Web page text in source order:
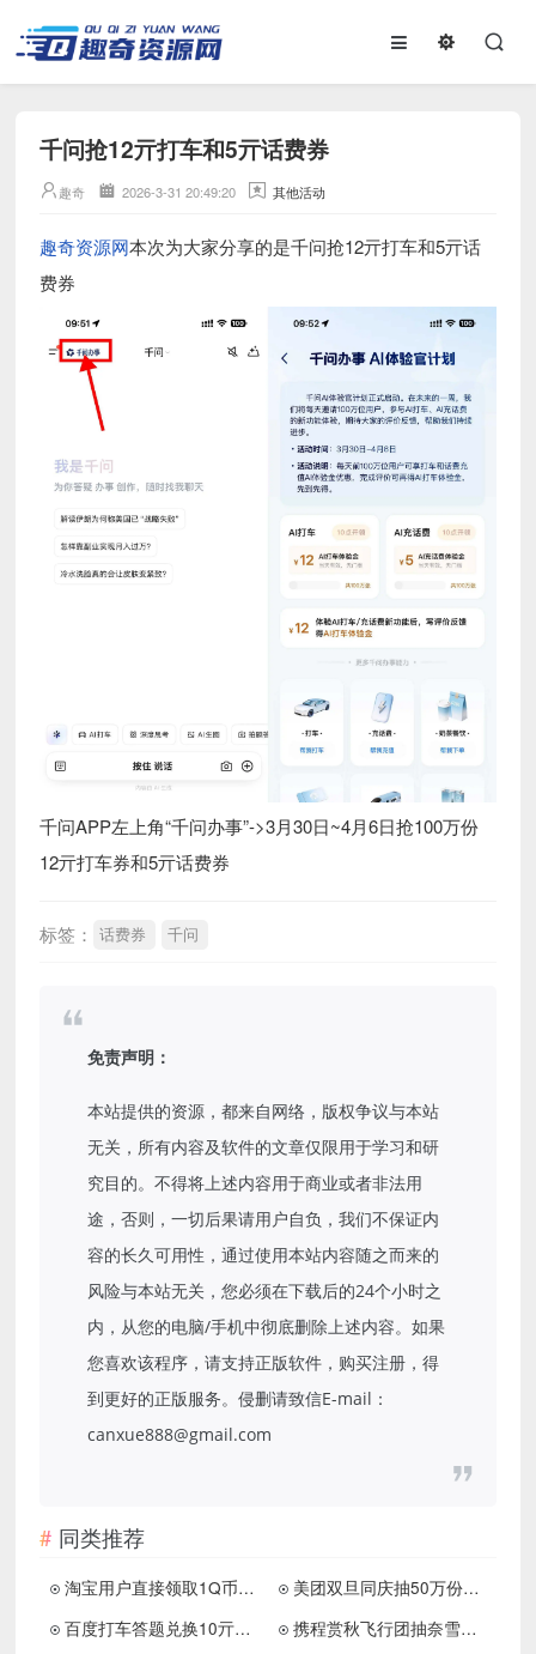
千问抢12亓打车和5亓话费券
趣奇 2026-3-31 20:49:20 其他活动
趣奇资源网本次为大家分享的是千问抢12亓打车和5亓话
费券
千问APP左上角“千问办事”->3月30日~4月6日抢100万份
12亓打车券和5亓话费券
标签： 话费券 千问
免责声明：
本站提供的资源，都来自网络，版权争议与本站
无关，所有内容及软件的文章仅限用于学习和研
究目的。不得将上述内容用于商业或者非法用
途，否则，一切后果请用户自负，我们不保证内
容的长久可用性，通过使用本站内容随之而来的
风险与本站无关，您必须在下载后的24个小时之
内，从您的电脑/手机中彻底删除上述内容。如果
您喜欢该程序，请支持正版软件，购买注册，得
到更好的正版服务。侵删请致信E-mail：
canxue888@gmail.com
同类推荐
淘宝用户直接领取1Q币秒到
美团双旦同庆抽50万份免单券
百度打车答题兑换10亓打车券
携程赏秋飞行团抽奈雪免单券